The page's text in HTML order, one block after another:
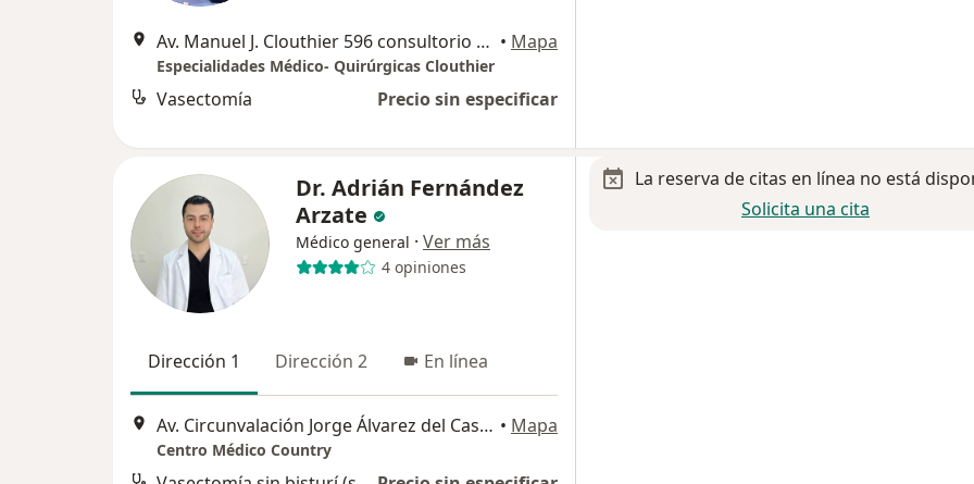
Av. Manuel J. Clouthier 596 consultorio 13, Zapopan • Mapa
Especialidades Médico- Quirúrgicas Clouthier
Vasectomía Precio sin especificar
Dr. Adrián Fernández
Arzate
Médico general · Ver más
4 opiniones
Dirección 1 Dirección 2 En línea
Av. Circunvalación Jorge Álvarez del Castillo 1504, Guadalajara • Mapa
Centro Médico Country
La reserva de citas en línea no está
Solicita una cita